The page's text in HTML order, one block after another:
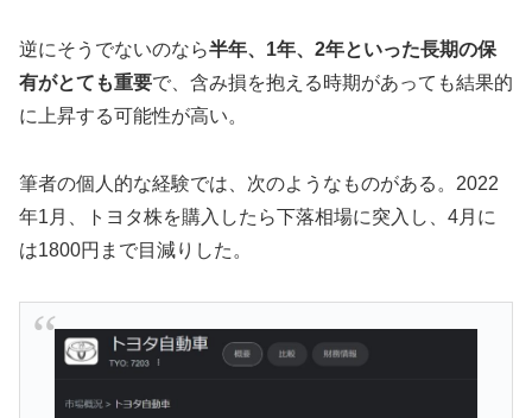
逆にそうでないのなら半年、1年、2年といった長期の保
有がとても重要で、含み損を抱える時期があっても結果的
に上昇する可能性が高い。
筆者の個人的な経験では、次のようなものがある。2022
年1月、トヨタ株を購入したら下落相場に突入し、4月に
は1800円まで目減りした。